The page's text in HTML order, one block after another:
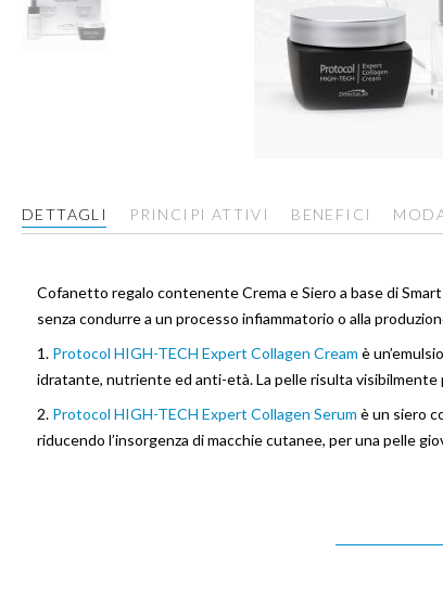
della
galleria
DETTAGLI
Cofanetto regalo contenente Crema e Siero a base di
senza condurre a un processo infiammatorio o alla
1. Protocol HIGH-TECH Expert Collagen Cream è
idratante, nutriente ed anti-età. La pelle risulta visibilmente
2. Protocol HIGH-TECH Expert Collagen Serum è un siero
riducendo l’insorgenza di macchie cutanee, per una pelle
PRINCIPI ATTIVI BENEFICI